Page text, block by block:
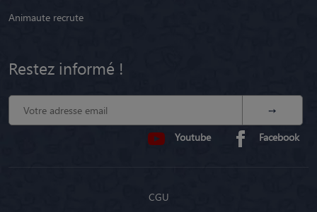
Animaute recrute
Restez informé !
Youtube Facebook
CGU